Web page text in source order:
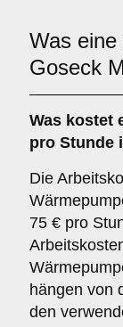
Was
Goseck
Was kostet
pro Stunde
Die
75 € pro
hängen von
den